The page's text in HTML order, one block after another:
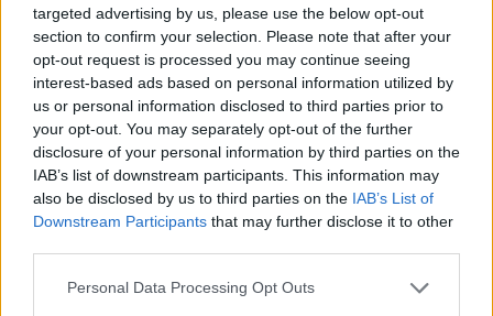
targeted advertising by us, please use the below opt-out
section to confirm your selection. Please note that after your
opt-out request is processed you may continue seeing
interest-based ads based on personal information utilized by
us or personal information disclosed to third parties prior to
your opt-out. You may separately opt-out of the further
disclosure of your personal information by third parties on the
IAB’s list of downstream participants. This information may
also be disclosed by us to third parties on the IAB’s List of
Downstream Participants that may further disclose it to other
Personal Data Processing Opt Outs
Agente 007 Missione Goldfinger del 1964
con la regia diGuy Hamiltonè uno dei
migliori della serie 007. In questa pellicola